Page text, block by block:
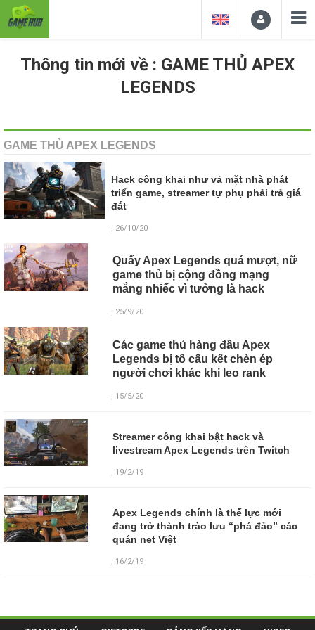
Thông tin mới về : GAME THỦ APEX
LEGENDS
GAME THỦ APEX LEGENDS
Hack công khai như vả mặt nhà phát
triển game, streamer tự phụ phải trả giá
đắt
, 26/10/20
Quẩy Apex Legends quá mượt, nữ
game thủ bị cộng đồng mạng
mắng nhiếc vì tưởng là hack
, 25/9/20
Các game thủ hàng đầu Apex
Legends bị tố cấu kết chèn ép
người chơi khác khi leo rank
, 15/5/20
Streamer công khai bật hack và
livestream Apex Legends trên Twitch
, 19/2/19
Apex Legends chính là thế lực mới
đang trở thành trào lưu “phá đảo” các
quán net Việt
, 16/2/19